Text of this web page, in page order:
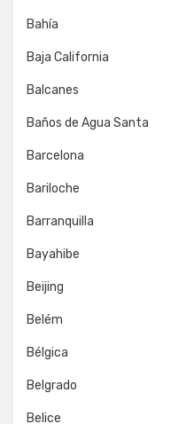
Bahía
Baja California
Balcanes
Baños de Agua Santa
Barcelona
Bariloche
Barranquilla
Bayahibe
Beijing
Belém
Bélgica
Belgrado
Belice